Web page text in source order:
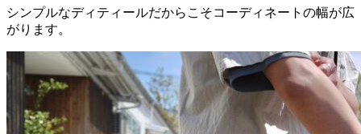
シンプルなディティールだからこそコーディネートの幅が広
がります。